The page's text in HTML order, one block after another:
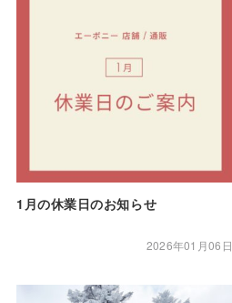
1月の休業日のお知らせ
2026年01月06日